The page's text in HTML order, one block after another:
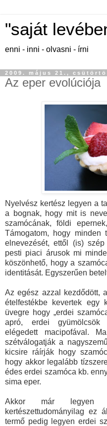
"saját
enni - inni - olvasni - írni
2009. május 21.,
Az eper evolúciója
Nyelvész kertész legyen a
a bognak, hogy mit is
szamócának, földi
Támogatom, hogy minden
elnevezését, ettől (is)
pesti piaci árusok mi
köszönhető, hogy a
identitását. Egyszerűen
Az egész azzal kezdődött,
ételfestékbe kevertek egy
üvegre hogy „erdei
apró, erdei gyümölcsök
elégedett macipofával.
szétválogatják a
kicsire ráírják hogy
hogy akkor legalább
édes erdei szamóca kb.
sima eper.
Akkor már legyen
kertészettudományilag ez
termő pedig legyen erdei